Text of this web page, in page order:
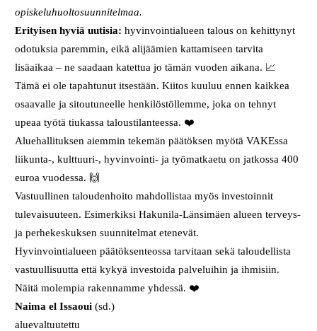
opiskeluhuoltosuunnitelmaa.
Erityisen hyviä uutisia: hyvinvointialueen talous on kehittynyt
odotuksia paremmin, eikä alijäämien kattamiseen tarvita
lisäaikaa – ne saadaan katettua jo tämän vuoden aikana. 📈
Tämä ei ole tapahtunut itsestään. Kiitos kuuluu ennen kaikkea
osaavalle ja sitoutuneelle henkilöstöllemme, joka on tehnyt
upeaa työtä tiukassa taloustilanteessa. ❤️
Aluehallituksen aiemmin tekemän päätöksen myötä VAKEssa
liikunta-, kulttuuri-, hyvinvointi- ja työmatkaetu on jatkossa 400
euroa vuodessa. 🙌
Vastuullinen taloudenhoito mahdollistaa myös investoinnit
tulevaisuuteen. Esimerkiksi Hakunila-Länsimäen alueen terveys-
ja perhekeskuksen suunnitelmat etenevät.
Hyvinvointialueen päätöksenteossa tarvitaan sekä taloudellista
vastuullisuutta että kykyä investoida palveluihin ja ihmisiin.
Näitä molempia rakennamme yhdessä. ❤️
Naima el Issaoui (sd.)
aluevaltuutettu